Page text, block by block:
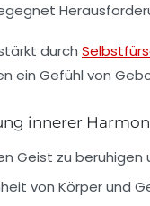
durch
ein Gefühl von
innerer
Geist zu beruhigen
von Körper und